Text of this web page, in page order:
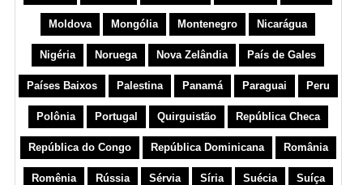
Moldova Mongólia Montenegro Nicarágua
Nigéria Noruega Nova Zelândia País de Gales
Países Baixos Palestina Panamá Paraguai Peru
Polônia Portugal Quirguistão República Checa
República do Congo República Dominicana România
Romênia Rússia Sérvia Síria Suécia Suíça